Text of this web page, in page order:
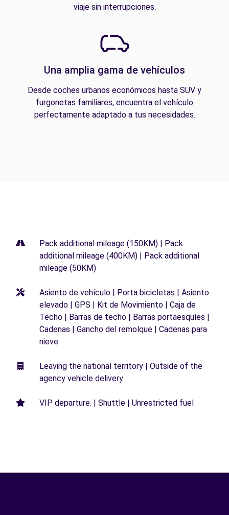
viaje sin interrupciones.
Una amplia gama de vehículos
Desde coches urbanos económicos hasta SUV y
furgonetas familiares, encuentra el vehículo
perfectamente adaptado a tus necesidades.
Pack additional mileage (150KM) | Pack
additional mileage (400KM) | Pack additional
mileage (50KM)
Asiento de vehículo | Porta bicicletas | Asiento
elevado | GPS | Kit de Movimiento | Caja de
Techo | Barras de techo | Barras portaesquíes |
Cadenas | Gancho del remolque | Cadenas para
nieve
Leaving the national territory | Outside of the
agency vehicle delivery
VIP departure. | Shuttle | Unrestricted fuel